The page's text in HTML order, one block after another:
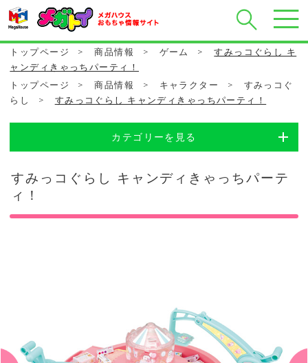
トップページ > 商品情報 > ゲーム >
すみっコぐらし キ
ャンディきゃっちパーティ！
トップページ
> 商品情報 > キャラクター >
すみっコぐ
らし
> すみっコぐらし キャンディきゃっちパーティ！
カテゴリーを見る
すみっコぐらし キャンディきゃっちパーテ
ィ！